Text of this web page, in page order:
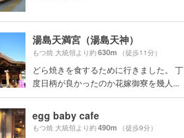
湯島天満宮（湯島天神）
もつ焼 大統領より約630m （徒歩11分）
どら焼きを食するために行きました。 丁
度日柄が良かったのか花嫁御寮を幾人...
egg baby cafe
もつ焼 大統領より約490m （徒歩9分）